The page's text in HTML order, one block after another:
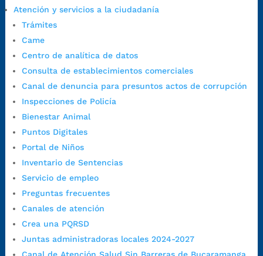
Atención y servicios a la ciudadanía
Trámites
Came
Centro de analítica de datos
Consulta de establecimientos comerciales
Canal de denuncia para presuntos actos de corrupción
Inspecciones de Policía
Bienestar Animal
Puntos Digitales
Portal de Niños
Inventario de Sentencias
Servicio de empleo
Preguntas frecuentes
Canales de atención
Crea una PQRSD
Juntas administradoras locales 2024-2027
Colombia
Código Postal:
Horario de Atención:
1:00 p.m. a 5:30 p.m. / viernes jornada continua en el horario de
7:00 a.m. a 5:00 p.m., con 30 minutos de descanso al medio día.
Horario de Atención CAME (Central):
Lunes a jueves: 7:00 a.m. a 12:00 m y de 1:00 p.m. a 5:30 p.m.
Viernes: 7:00 a.m. a 5:00 p.m. en Jornada Continua con
30 minutos de descanso al medio día.
Horario de Atención CAME (Norte):
Dirección:
Carrera 12 #16N-84 del barrio Kennedy.
Horario habitual de lunes a viernes en
a.m. a 3:00 p.m.
Teléfono Conmutador: +57 (607) 633 70 00
Líneagratuita:+57 (607) 652 55 55
Correo Institucional:
contactenos@bucaramanga.gov.co
Correo de notificaciones